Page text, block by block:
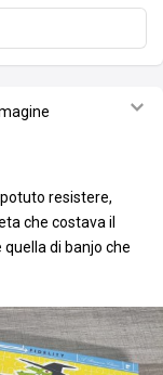
resistere,
che costava il
di banjo che